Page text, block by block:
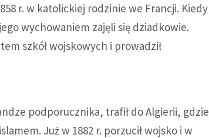
r. w katolickiej rodzinie we Francji. Kiedy
wychowaniem zajęli się dziadkowie.
szkół wojskowych i prowadził
podporucznika, trafił do Algierii, gdzie
Już w 1882 r. porzucił wojsko i w